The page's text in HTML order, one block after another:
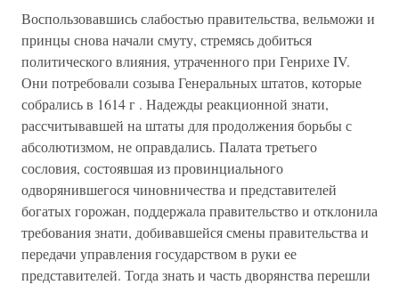
Воспользовавшись слабостью правительства, вельможи и
принцы снова начали смуту, стремясь добиться
политического влияния, утраченного при Генрихе IV.
Они потребовали созыва Генеральных штатов, которые
собрались в 1614 г . Надежды реакционной знати,
рассчитывавшей на штаты для продолжения борьбы с
абсолютизмом, не оправдались. Палата третьего
сословия, состоявшая из провинциального
одворянившегося чиновничества и представителей
богатых горожан, поддержала правительство и отклонила
требования знати, добивавшейся смены правительства и
передачи управления государством в руки ее
представителей. Тогда знать и часть дворянства перешли